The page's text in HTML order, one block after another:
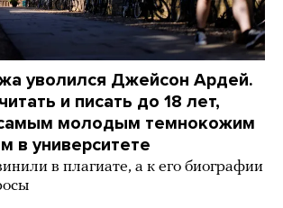
уволился Джейсон Ардей.
и писать до 18 лет,
молодым темнокожим
в университете
в плагиате, а к его биографии